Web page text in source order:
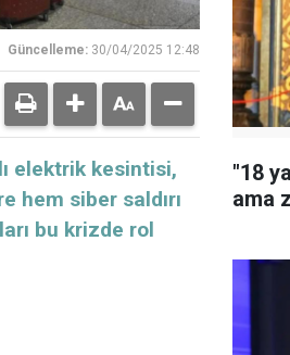
Güncelleme: 30/04/2025 12:48
elektrik kesintisi,
hem siber saldırı
bu krizde rol
"18
ama